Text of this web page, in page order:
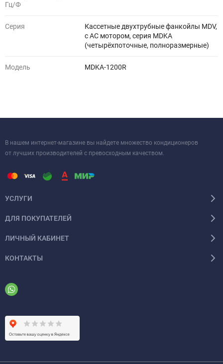
Гц/Ф
Серия
Кассетные двухтрубные фанкойлы MDV,
с АС мотором, серия MDKA
(четырёхпоточные, полноразмерные)
Модель MDKA-1200R
В нашем интернет-магазине вы найдете множество кондиционеров
от лучших производителей с превосходным качеством.
УСЛУГИ
ДЛЯ ПОКУПАТЕЛЕЙ
ЛИЧНЫЙ КАБИНЕТ
КОНТАКТЫ